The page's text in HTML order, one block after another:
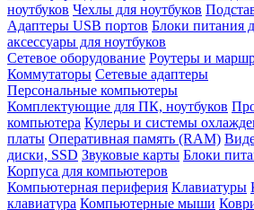
ноутбуков Чехлы для ноутбуков
Адаптеры USB портов Блоки питания
аксессуары для ноутбуков
Сетевое оборудование Роутеры и
Коммутаторы Сетевые адаптеры
Персональные компьютеры
Комплектующие для ПК, ноутбуков
компьютера Кулеры и системы
платы Оперативная память (RAM)
диски, SSD Звуковые карты Блоки
Корпуса для компьютеров
Компьютерная периферия Клавиатуры
клавиатура Компьютерные мыши